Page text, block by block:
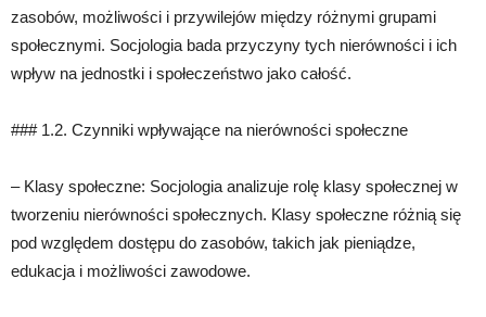
zasobów, możliwości i przywilejów między różnymi grupami
społecznymi. Socjologia bada przyczyny tych nierówności i ich
wpływ na jednostki i społeczeństwo jako całość.
### 1.2. Czynniki wpływające na nierówności społeczne
– Klasy społeczne: Socjologia analizuje rolę klasy społecznej w
tworzeniu nierówności społecznych. Klasy społeczne różnią się
pod względem dostępu do zasobów, takich jak pieniądze,
edukacja i możliwości zawodowe.